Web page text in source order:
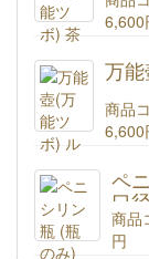
6,600
万
商品
6,600
ペ
口
商品
円